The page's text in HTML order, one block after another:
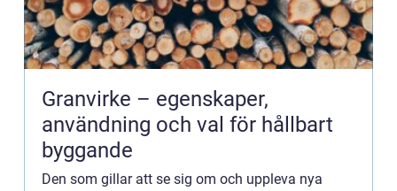
Granvirke – egenskaper,
användning och val för hållbart
byggande
Den som gillar att se sig om och uppleva nya